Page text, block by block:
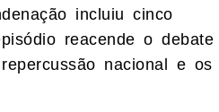
incluiu cinco
reacende o debate
nacional e os